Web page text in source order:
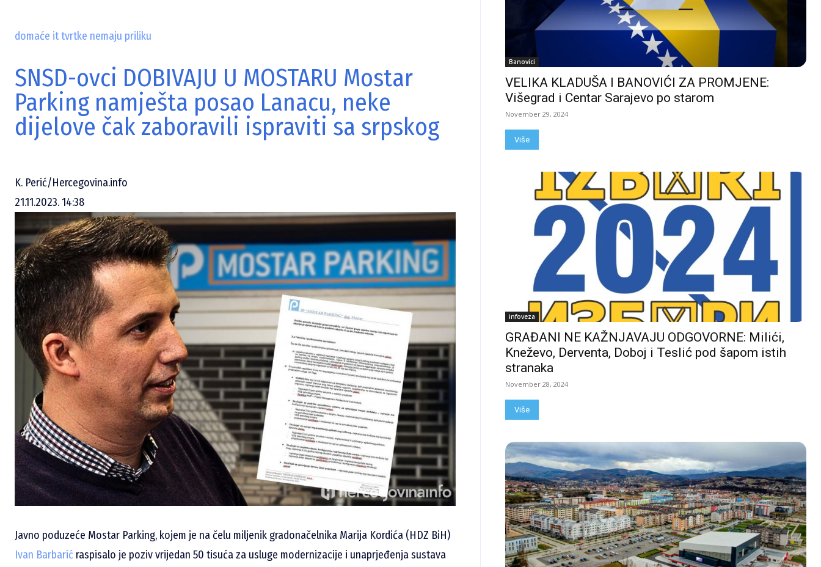
domaće it tvrtke nemaju priliku
SNSD-ovci DOBIVAJU U MOSTARU Mostar
Parking namješta posao Lanacu, neke
dijelove čak zaboravili ispraviti sa srpskog
K. Perić/Hercegovina.info
21.11.2023. 14:38
Javno poduzeće Mostar Parking, kojem je na čelu miljenik gradonačelnika Marija Kordića (HDZ BiH)
Ivan Barbarić raspisalo je poziv vrijedan 50 tisuća za usluge modernizacije i unaprjeđenja sustava
Banovici
VELIKA KLADUŠA I BANOVIĆI ZA PROMJENE:
Višegrad i Centar Sarajevo po starom
November 29, 2024
Više
infoveza
GRAĐANI NE KAŽNJAVAJU ODGOVORNE: Milići,
Kneževo, Derventa, Doboj i Teslić pod šapom istih
stranaka
November 28, 2024
Više